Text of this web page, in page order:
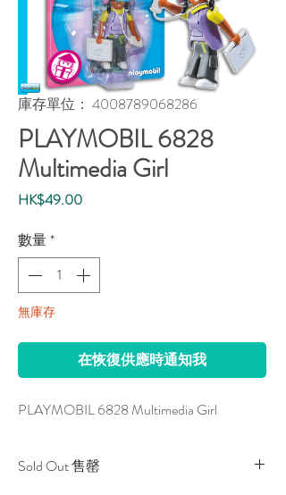
庫存單位： 4008789068286
PLAYMOBIL 6828
Multimedia Girl
HK$49.00價
數量*
無庫存
在恢復供應時通知我
PLAYMOBIL 6828 Multimedia Girl
Sold Out 售罄